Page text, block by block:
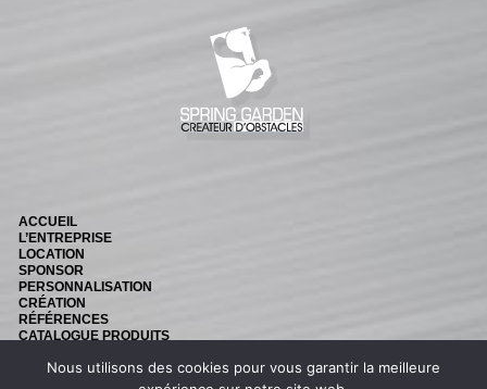
ACCUEIL
L’ENTREPRISE
LOCATION
SPONSOR
PERSONNALISATION
CRÉATION
RÉFÉRENCES
CATALOGUE PRODUITS
CONTACT
Nous utilisons des cookies pour vous garantir la meilleure